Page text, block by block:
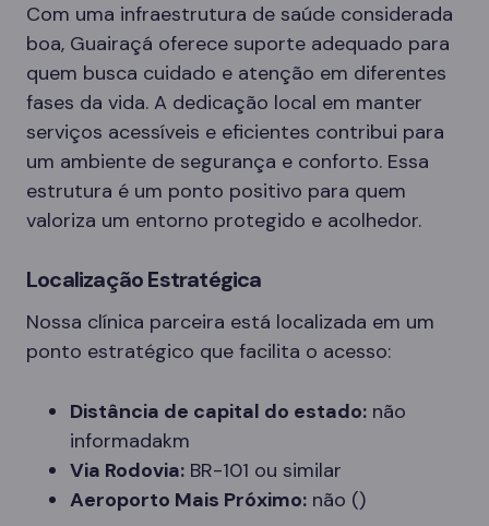
Com uma infraestrutura de saúde considerada
boa, Guairaçá oferece suporte adequado para
quem busca cuidado e atenção em diferentes
fases da vida. A dedicação local em manter
serviços acessíveis e eficientes contribui para
um ambiente de segurança e conforto. Essa
estrutura é um ponto positivo para quem
valoriza um entorno protegido e acolhedor.
Localização Estratégica
Nossa clínica parceira está localizada em um
ponto estratégico que facilita o acesso:
Distância de capital do estado: não
informadakm
Via Rodovia: BR-101 ou similar
Aeroporto Mais Próximo: não ()